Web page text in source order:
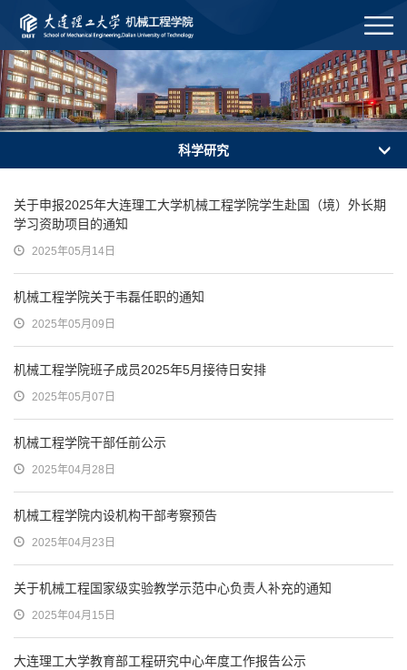
科学研究
关于申报2025年大连理工大学机械工程学院学生赴国（境）外长期
学习资助项目的通知
2025年05月14日
机械工程学院关于韦磊任职的通知
2025年05月09日
机械工程学院班子成员2025年5月接待日安排
2025年05月07日
机械工程学院干部任前公示
2025年04月28日
机械工程学院内设机构干部考察预告
2025年04月23日
关于机械工程国家级实验教学示范中心负责人补充的通知
2025年04月15日
大连理工大学教育部工程研究中心年度工作报告公示